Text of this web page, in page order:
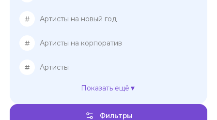
# Артисты на новый год
# Артисты на корпоратив
# Артисты
Ведущие на свадьбу
Ведущие женщины
Показать ещё
Фильтры